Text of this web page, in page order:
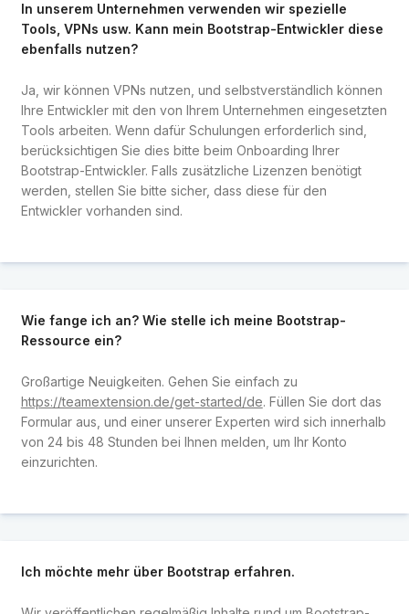
In unserem Unternehmen verwenden wir spezielle
Tools, VPNs usw. Kann mein Bootstrap-Entwickler diese
ebenfalls nutzen?
Ja, wir können VPNs nutzen, und selbstverständlich können
Ihre Entwickler mit den von Ihrem Unternehmen eingesetzten
Tools arbeiten. Wenn dafür Schulungen erforderlich sind,
berücksichtigen Sie dies bitte beim Onboarding Ihrer
Bootstrap-Entwickler. Falls zusätzliche Lizenzen benötigt
werden, stellen Sie bitte sicher, dass diese für den
Entwickler vorhanden sind.
Wie fange ich an? Wie stelle ich meine Bootstrap-
Ressource ein?
Großartige Neuigkeiten. Gehen Sie einfach zu
https://teamextension.de/get-started/de. Füllen Sie dort das
Formular aus, und einer unserer Experten wird sich innerhalb
von 24 bis 48 Stunden bei Ihnen melden, um Ihr Konto
einzurichten.
Ich möchte mehr über Bootstrap erfahren.